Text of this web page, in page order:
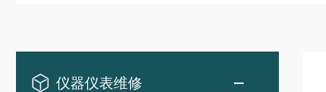
仪器仪表维修